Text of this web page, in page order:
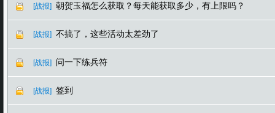
[战报] 朝贺玉福怎么获取？每天能获取多少，有上限吗？
[战报] 不搞了，这些活动太差劲了
[战报] 问一下练兵符
[战报] 签到